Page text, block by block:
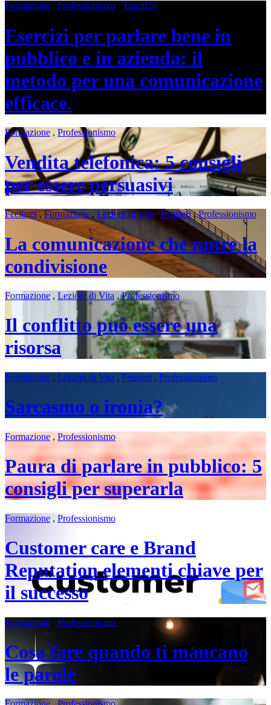
Formazione Professionismo Top2026
Esercizi per parlare bene in
pubblico e in azienda: il
metodo per una comunicazione
efficace.
Formazione , Professionismo
Vendita telefonica: 5 consigli
per essere persuasivi
Feelings,Formazione , Lezioni di Vita , Pensieri,Professionismo
La comunicazione che nutre la
condivisione
Formazione , Lezioni di Vita ,Professionismo
Il conflitto può essere una
risorsa
Formazione , Lezioni di Vita , Pensieri , Professionismo
Sarcasmo o ironia?
Formazione , Professionismo
Paura di parlare in pubblico: 5
consigli per superarla
Formazione , Professionismo
Customer care e Brand
Reputation elementi chiave per
il successo
Formazione Professionismo
Cosa fare quando ti mancano
le parole